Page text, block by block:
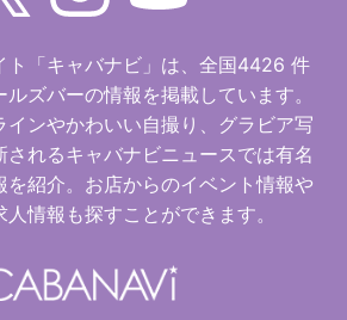
ト「キャバナビ」は、全国4426 件
ズバーの情報を掲載しています。
インやかわいい自撮り、グラビア写
れるキャバナビニュースでは有名
を紹介。お店からのイベント情報や
情報も探すことができます。